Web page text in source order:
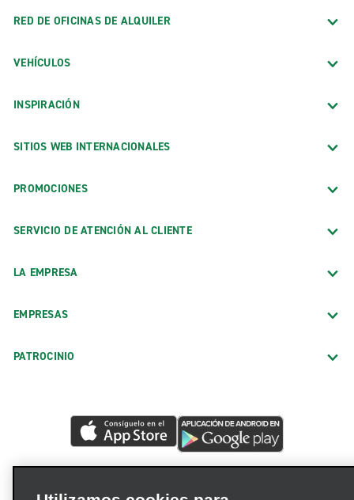
RED DE OFICINAS DE ALQUILER
VEHÍCULOS
INSPIRACIÓN
SITIOS WEB INTERNACIONALES
PROMOCIONES
SERVICIO DE ATENCIÓN AL CLIENTE
LA EMPRESA
EMPRESAS
PATROCINIO